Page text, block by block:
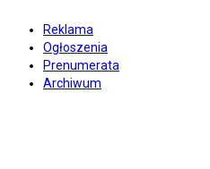
Reklama
Ogłoszenia
Prenumerata
Archiwum